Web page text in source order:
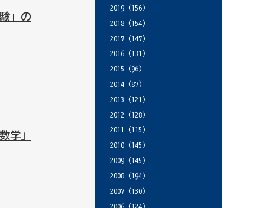
」の
学」
2019 (156)
2018 (154)
2017 (147)
2016 (131)
2015 (96)
2014 (87)
2013 (121)
2012 (128)
2011
(115)
2010 (145)
2009 (145)
2008 (194)
2007 (130)
2006 (124)